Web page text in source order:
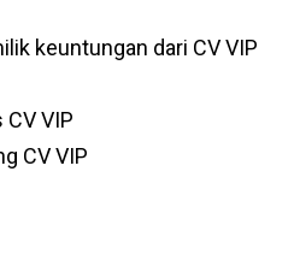
keuntungan dari CV VIP
VIP
CV VIP